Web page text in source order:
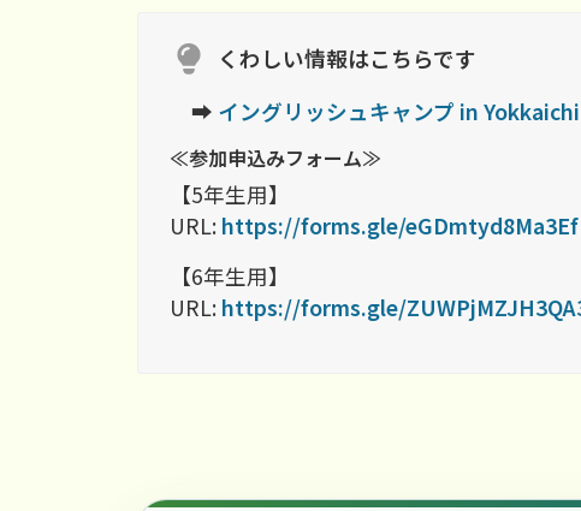
くわしい情報はこちらです
➡ イングリッシュキャンプ in Yokkaichi
≪参加申込みフォーム≫
【5年生用】
URL: https://forms.gle/
【6年生用】
URL: https://forms.gle/